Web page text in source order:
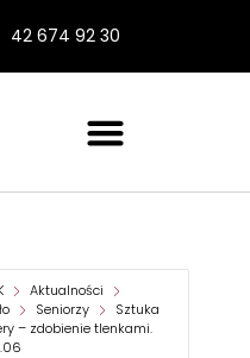
42 674 92 30
Aktualności
Seniorzy
Sztuka
– zdobienie tlenkami.